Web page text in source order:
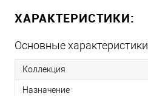
ХАРАКТЕРИСТИКИ:
Основные характеристики
Коллекция
Назначение